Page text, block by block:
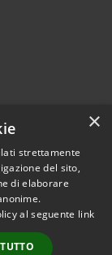
• Comune di
• Powered by
•
Admin
×
strettamente
del sito,
di elaborare
al seguente link